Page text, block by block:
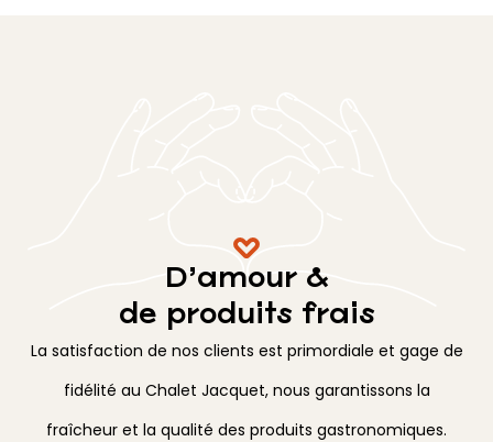
D’amour &
de produits frais
La satisfaction de nos clients est primordiale et gage de
fidélité au Chalet Jacquet, nous garantissons la
fraîcheur et la qualité des produits gastronomiques.